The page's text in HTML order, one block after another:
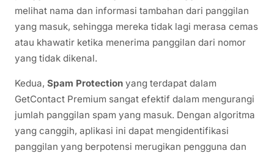
melihat nama dan informasi tambahan dari panggilan
yang masuk, sehingga mereka tidak lagi merasa cemas
atau khawatir ketika menerima panggilan dari nomor
yang tidak dikenal.
Kedua, Spam Protection yang terdapat dalam
GetContact Premium sangat efektif dalam mengurangi
jumlah panggilan spam yang masuk. Dengan algoritma
yang canggih, aplikasi ini dapat mengidentifikasi
panggilan yang berpotensi merugikan pengguna dan